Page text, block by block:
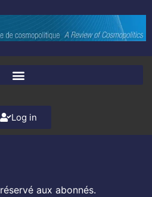
Log in
aux abonnés.